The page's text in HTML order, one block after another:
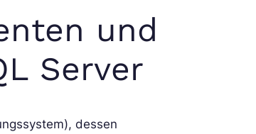
und
Server
dessen